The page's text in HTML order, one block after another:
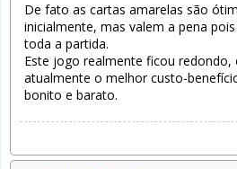
De fato as cartas amarelas são
inicialmente, mas valem a pena
toda a partida.
Este jogo realmente ficou redondo,
atualmente o melhor custo-
bonito e barato.